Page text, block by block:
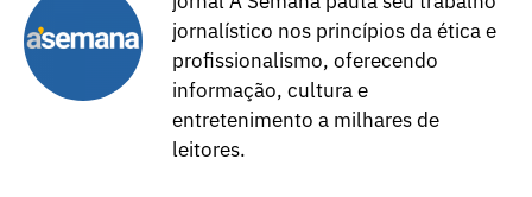
jornalístico nos princípios da ética e
profissionalismo, oferecendo
informação, cultura e
entretenimento a milhares de
leitores.